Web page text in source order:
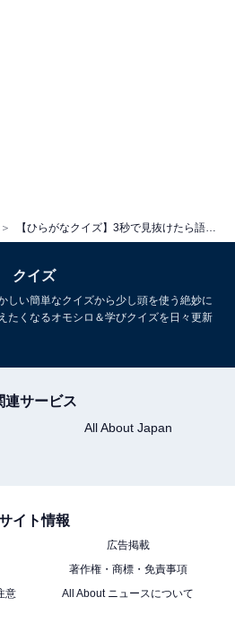
クイズ
しい簡単なクイズから少し頭を使う絶妙に
たくなるオモシロ＆学びクイズを日々更新
連サービス
All About Japan
イト情報
広告掲載
著作権・商標・免責事項
意
All About ニュースについて